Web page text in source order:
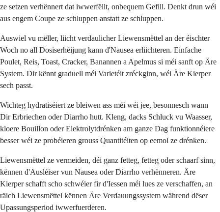
ze setzen verhënnert dat iwwerfëllt, onbequem Gefill. Denkt drun wéi
aus engem Coupe ze schluppen anstatt ze schluppen.
Auswiel vu mëller, liicht verdaulicher Liewensmëttel an der éischter
Woch no all Dosiserhéijung kann d'Nausea erliichteren. Einfache
Poulet, Reis, Toast, Cracker, Banannen a Apelmus si méi sanft op Äre
System. Dir kënnt graduell méi Varietéit zréckginn, wéi Äre Kierper
sech passt.
Wichteg hydratiséiert ze bleiwen ass méi wéi jee, besonnesch wann
Dir Erbriechen oder Diarrho hutt. Kleng, dacks Schluck vu Waasser,
kloere Bouillon oder Elektrolytdrénken am ganze Dag funktionnéiere
besser wéi ze probéieren grouss Quantitéiten op eemol ze drénken.
Liewensmëttel ze vermeiden, déi ganz fetteg, fetteg oder schaarf sinn,
kënnen d'Ausléiser vun Nausea oder Diarrho verhënneren. Äre
Kierper schafft scho schwéier fir d'Iessen méi lues ze verschaffen, an
räich Liewensmëttel kënnen Äre Verdauungssystem während dëser
Upassungsperiod iwwerfuerderen.